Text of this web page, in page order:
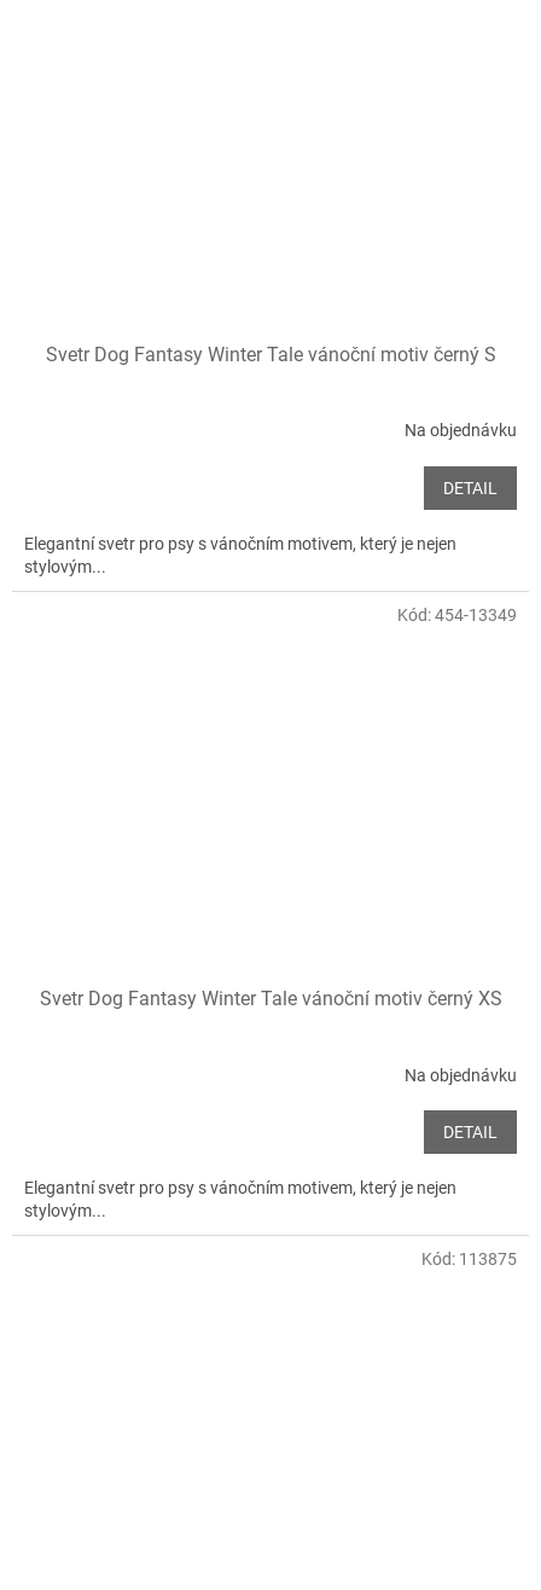
Svetr Dog Fantasy Winter Tale vánoční motiv černý S
Na objednávku
DETAIL
Elegantní svetr pro psy s vánočním motivem, který je nejen
stylovým...
Svetr Dog Fantasy Winter Tale vánoční motiv černý XS
Na objednávku
DETAIL
Elegantní svetr pro psy s vánočním motivem, který je nejen
stylovým...
Kód:454-13349
Kód: 113875